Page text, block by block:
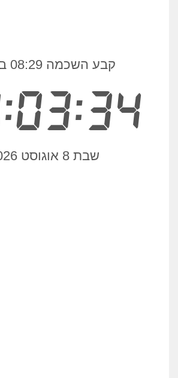
קבע השכמה 08:29 בבוקר
שבת 8 אוגוסט 2026